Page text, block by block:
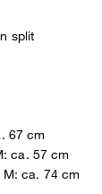
split
67 cm
ca. 57 cm
ca. 74 cm